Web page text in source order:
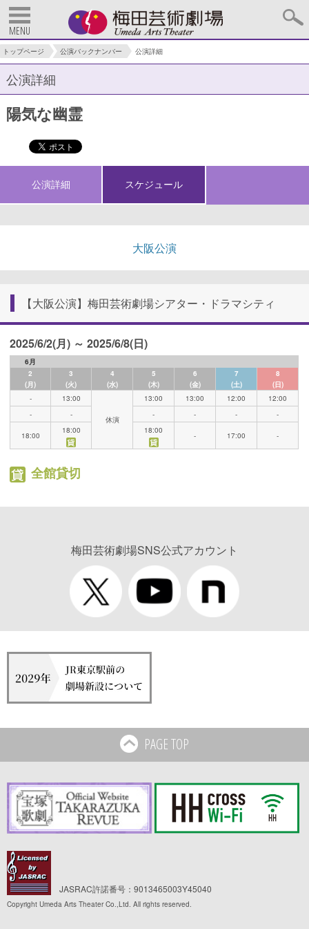
MENU
トップページ 公演バックナンバー 公演詳細
公演詳細
陽気な幽霊
公演詳細 スケジュール
大阪公演
【大阪公演】梅田芸術劇場シアター・ドラマシティ
2025/6/2(月) ～ 2025/6/8(日)
6月
2
(月)
3
(火)
4
(水)
5
(木)
6
(金)
7
(土)
8
(日)
-
13:00
休演
13:00 13:00 12:00
12:00
-
- - - - -
18:00
18:00 18:00
- 17:00 -
全館貸切
梅田芸術劇場SNS公式アカウント
PAGE TOP
JASRAC許諾番号：9013465003Y45040
Copyright Umeda Arts Theater Co.,Ltd. All rights reserved.